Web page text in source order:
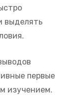
выделять
первые
изучением.